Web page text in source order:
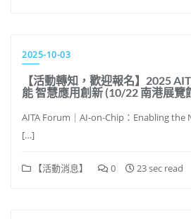
2025-10-03
【活動轉知，歡迎報名】2025
能 智慧應用創新 (10/22 南港展覽
AITA Forum｜AI-on-Chip：Enabling
[…]
【活動消息】 0 23 sec read